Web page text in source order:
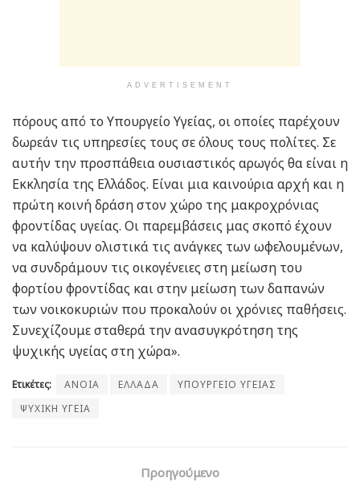
ADVERTISEMENT
πόρους από το Υπουργείο Υγείας, οι οποίες παρέχουν
δωρεάν τις υπηρεσίες τους σε όλους τους πολίτες. Σε
αυτήν την προσπάθεια ουσιαστικός αρωγός θα είναι η
Εκκλησία της Ελλάδος. Είναι μια καινούρια αρχή και η
πρώτη κοινή δράση στον χώρο της μακροχρόνιας
φροντίδας υγείας. Οι παρεμβάσεις μας σκοπό έχουν
να καλύψουν ολιστικά τις ανάγκες των ωφελουμένων,
να συνδράμουν τις οικογένειες στη μείωση του
φορτίου φροντίδας και στην μείωση των δαπανών
των νοικοκυριών που προκαλούν οι χρόνιες παθήσεις.
Συνεχίζουμε σταθερά την ανασυγκρότηση της
ψυχικής υγείας στη χώρα».
Ετικέτες: ΑΝΟΙΑ ΕΛΛΑΔΑ
ΥΠΟΥΡΓΕΙΟ ΥΓΕΙΑΣ
ΨΥΧΙΚΗ ΥΓΕΙΑ
Προηγούμενο